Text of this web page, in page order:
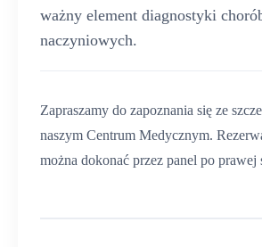
ważny element diagnostyki
naczyniowych.
Zapraszamy do zapoznania się ze
naszym Centrum Medycznym.
można dokonać przez panel po prawej